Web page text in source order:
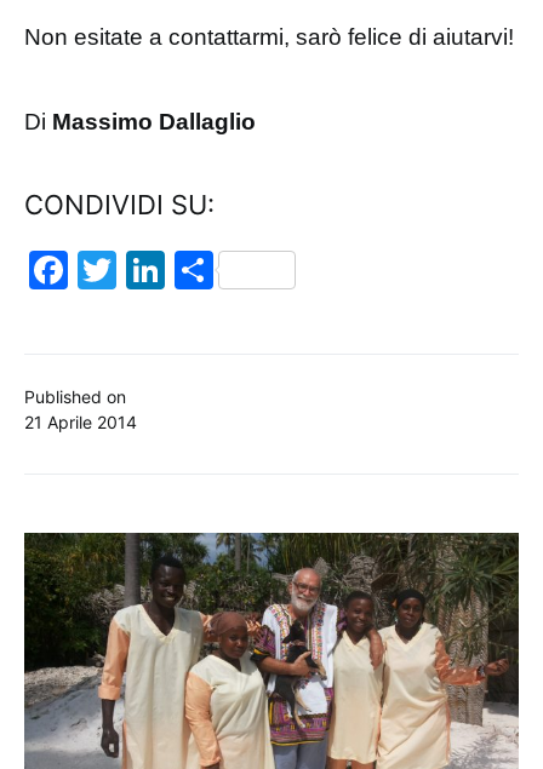
Published on
21 Aprile 2014
Non esitate a contattarmi, sarò felice di aiutarvi!
Di Massimo Dallaglio
CONDIVIDI SU:
Facebook
TwitterLinkedIn
Condividi